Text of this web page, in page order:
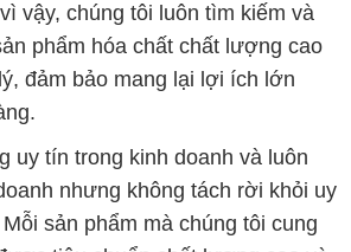
vậy, chúng tôi luôn tìm kiếm và
phẩm hóa chất chất lượng cao
đảm bảo mang lại lợi ích lớn
uy tín trong kinh doanh và luôn
nhưng không tách rời khỏi uy
sản phẩm mà chúng tôi cung